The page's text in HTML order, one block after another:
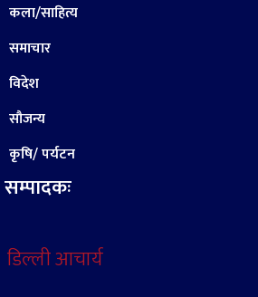
कला/साहित्य
समाचार
विदेश
सौजन्य
कृषि/ पर्यटन
सम्पादकः
डिल्ली आचार्य